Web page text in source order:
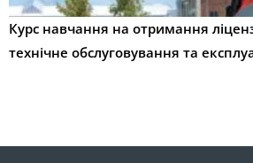
Курс навчання на отримання
технічне обслуговування та